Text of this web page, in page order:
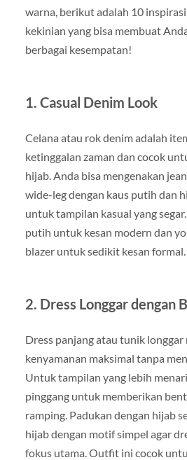
warna, berikut adalah 10
kekinian yang bisa membuat
berbagai kesempatan!
1. Casual Denim Look
Celana atau rok denim adalah
ketinggalan zaman dan cocok
hijab. Anda bisa mengenakan
wide-leg dengan kaus putih dan
untuk tampilan kasual yang
putih untuk kesan modern dan
blazer untuk sedikit kesan formal.
2. Dress Longgar dengan
Dress panjang atau tunik longgar
kenyamanan maksimal tanpa
Untuk tampilan yang lebih
pinggang untuk memberikan
ramping. Padukan dengan hijab
hijab dengan motif simpel agar
fokus utama. Outfit ini cocok